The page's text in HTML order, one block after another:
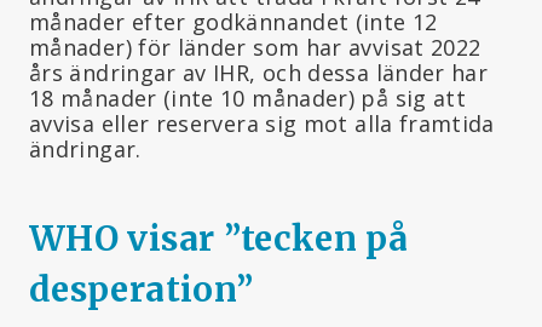
månader efter godkännandet (inte 12
månader) för länder som har avvisat 2022
års ändringar av IHR, och dessa länder har
18 månader (inte 10 månader) på sig att
avvisa eller reservera sig mot alla framtida
ändringar.
WHO visar ”tecken på
desperation”